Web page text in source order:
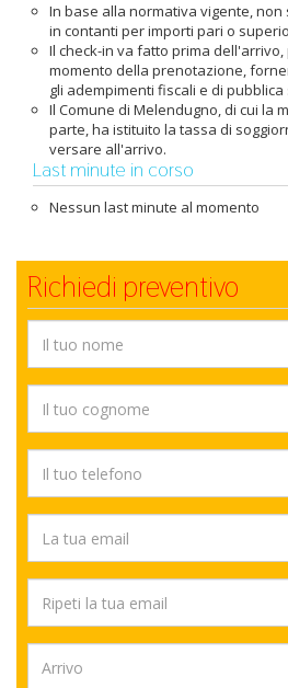
In base alla normativa vigente,
in contanti per importi pari o
Il check-in va fatto prima
momento della prenotazione,
gli adempimenti fiscali e di pubblica
Il Comune di Melendugno, di cui la
parte, ha istituito la tassa di
versare all'arrivo.
Last minute in corso
Nessun last minute al momento
Richiedi preventivo